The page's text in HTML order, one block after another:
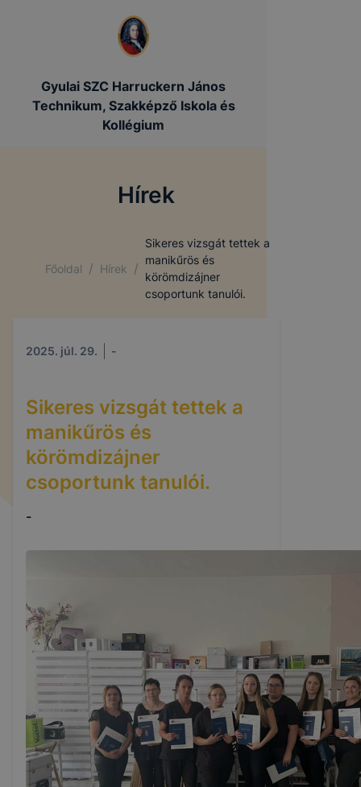
Gyulai SZC Harruckern János
Technikum, Szakképző Iskola és
Kollégium
Hírek
Főoldal / Hírek /
Sikeres vizsgát tettek a
manikűrös és
körömdizájner
csoportunk tanulói.
2025. júl. 29. -
Sikeres vizsgát tettek a
manikűrös és
körömdizájner
csoportunk tanulói.
-